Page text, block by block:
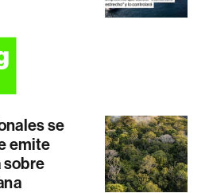
se
emite
sobre